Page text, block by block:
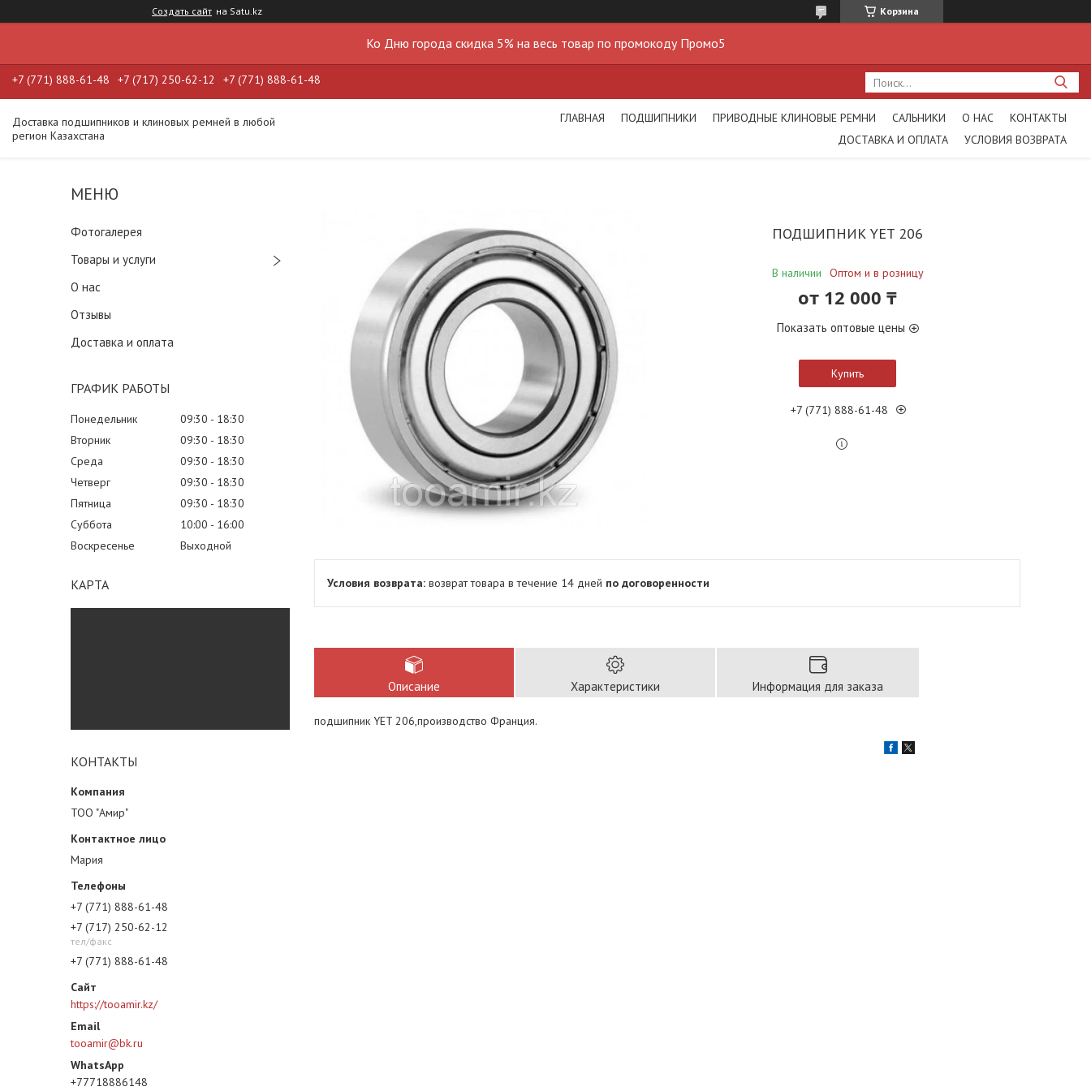
Создать сайт на Satu.kz Корзина
Ко Дню города скидка 5% на весь товар по промокоду Промо5
+7 (771) 888-61-48 +7 (717) 250-62-12 +7 (771) 888-61-48
Доставка подшипников и клиновых ремней в любой
регион Казахстана
ГЛАВНАЯ ПОДШИПНИКИ ПРИВОДНЫЕ КЛИНОВЫЕ РЕМНИ САЛЬНИКИ О НАС
КОНТАКТЫ
ДОСТАВКА И ОПЛАТА
УСЛОВИЯ ВОЗВРАТА
Фотогалерея
Товары и услуги
О нас
Отзывы
Доставка и оплата
ГРАФИК РАБОТЫ
Понедельник 09:30
18:30
Вторник
09:30
18:30
Среда
09:30
18:30
Четверг
09:30
18:30
Пятница
09:30
18:30
Суббота
10:00
16:00
Воскресенье
Выходной
КАРТА
КОНТАКТЫ
ТОО "Амир"
Мария
+7 (771) 888-61-48
+7 (717) 250-62-12
тел/факс
+7 (771) 888-61-48
https://tooamir.kz/
tooamir@bk.ru
+77718886148
ПОДШИПНИК YET 206
В наличии Оптом и в розницу
от 12 000 ₸
Показать оптовые цены
Купить
+7 (771) 888-61-48
возврат товара в течение 14 дней по договоренности
Описание Характеристики Информация для заказа
подшипник YET 206,производство Франция.